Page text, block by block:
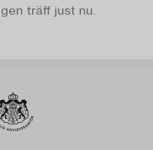
träff just nu.